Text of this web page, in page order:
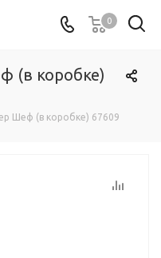
0
(в коробке)
Шеф (в коробке) 67609